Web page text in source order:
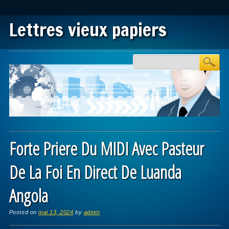
Lettres vieux papiers
Main menu
Forte Priere Du MIDI Avec Pasteur
De La Foi En Direct De Luanda
Angola
Posted onmai 13, 2024 by admin